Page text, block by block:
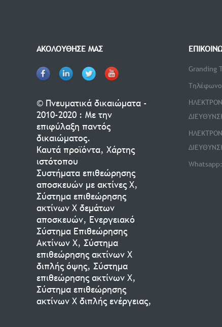
ΑΚΟΛΟΥΘΗΣΕ ΜΑΣ
© Πνευματικά δικαιώματα -
2010-2020 : Με την
επιφύλαξη παντός
δικαιώματος.
Καυτά προϊόντα, Χάρτης
ιστότοπου
Συστήματα επιθεώρησης
αποσκευών με ακτίνες Χ,
Σύστημα επιθεώρησης
ακτίνων Χ δεμάτων
αποσκευών, Ενεργειακό
Σύστημα Επιθεώρησης
Ακτίνων Χ, Σύστημα
επιθεώρησης ακτίνων Χ
διπλής όψης, Σύστημα
επιθεώρησης ακτίνων Χ,
Σύστημα επιθεώρησης
ακτίνων Χ διπλής ενέργειας,
Granding